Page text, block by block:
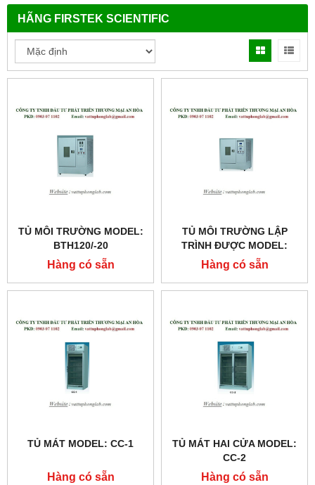
HÃNG FIRSTEK SCIENTIFIC
TỦ MÔI TRƯỜNG MODEL:
BTH120/-20
Hàng có sẵn
TỦ MÔI TRƯỜNG LẬP
TRÌNH ĐƯỢC MODEL:
PBTH120/-20
Hàng có sẵn
TỦ MÁT MODEL: CC-1
Hàng có sẵn
TỦ MÁT HAI CỬA MODEL:
CC-2
Hàng có sẵn